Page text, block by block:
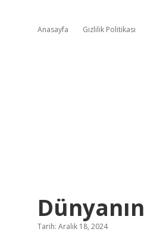
Anasayfa Gizlilik Politikası
Tarih: Aralık 18, 2024